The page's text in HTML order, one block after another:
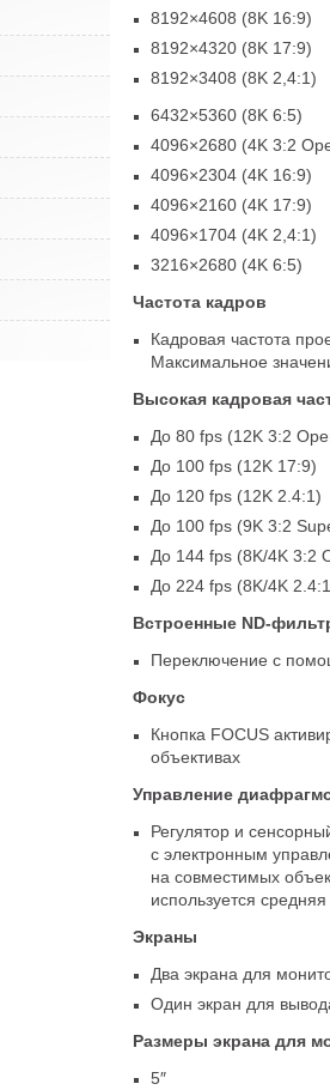
8192×4608 (8K 16:9)
8192×4320 (8K 17:9)
8192×3408 (8K 2,4:1)
6432×5360 (8K 6:5)
4096×2680 (4K 3:2
4096×2304 (4K 16:9)
4096×2160 (4K 17:9)
4096×1704 (4K 2,4:1)
3216×2680 (4K 6:5)
Частота кадров
Кадровая частота
Максимальное
Высокая кадровая
До 80 fps (12K 3:2
До 100 fps (12K 17:9)
До 120 fps (12K 2.4:1)
До 100 fps (9K 3:2
До 144 fps (8K/4K 3:2
До 224 fps (8K/4K
Встроенные ND-
Переключение с
Фокус
Кнопка FOCUS
объективах
Управление
Регулятор и
с электронным
на совместимых
используется
Экраны
Два экрана для
Один экран для
Размеры экрана для
5″